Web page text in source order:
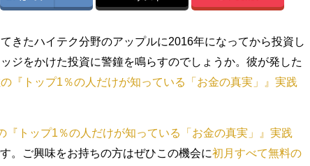
きたハイテク分野のアップルに2016年になってから投資し
ジをかけた投資に警鐘を鳴らすのでしょうか。彼が発した
『トップ1％の人だけが知っている「お金の真実」』実践
『トップ1％の人だけが知っている「お金の真実」』実践
。ご興味をお持ちの方はぜひこの機会に初月すべて無料の